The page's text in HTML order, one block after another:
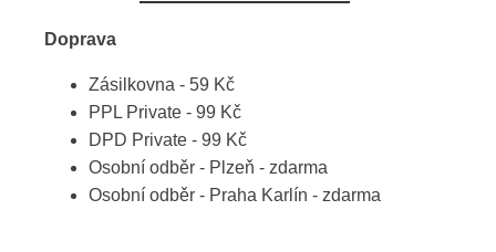
Doprava
Zásilkovna - 59 Kč
PPL Private - 99 Kč
DPD Private - 99 Kč
Osobní odběr - Plzeň - zdarma
Osobní odběr - Praha Karlín - zdarma